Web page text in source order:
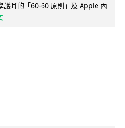
護耳的「60-60 原則」及 Apple 內